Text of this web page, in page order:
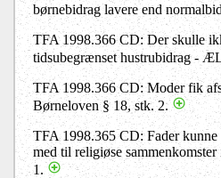
børnebidrag lavere end
TFA 1998.366 CD: Der skulle
tidsubegrænset hustrubidrag -
TFA 1998.366 CD: Moder fik
Børneloven § 18, stk. 2.
TFA 1998.365 CD: Fader kunne
med til religiøse
1.